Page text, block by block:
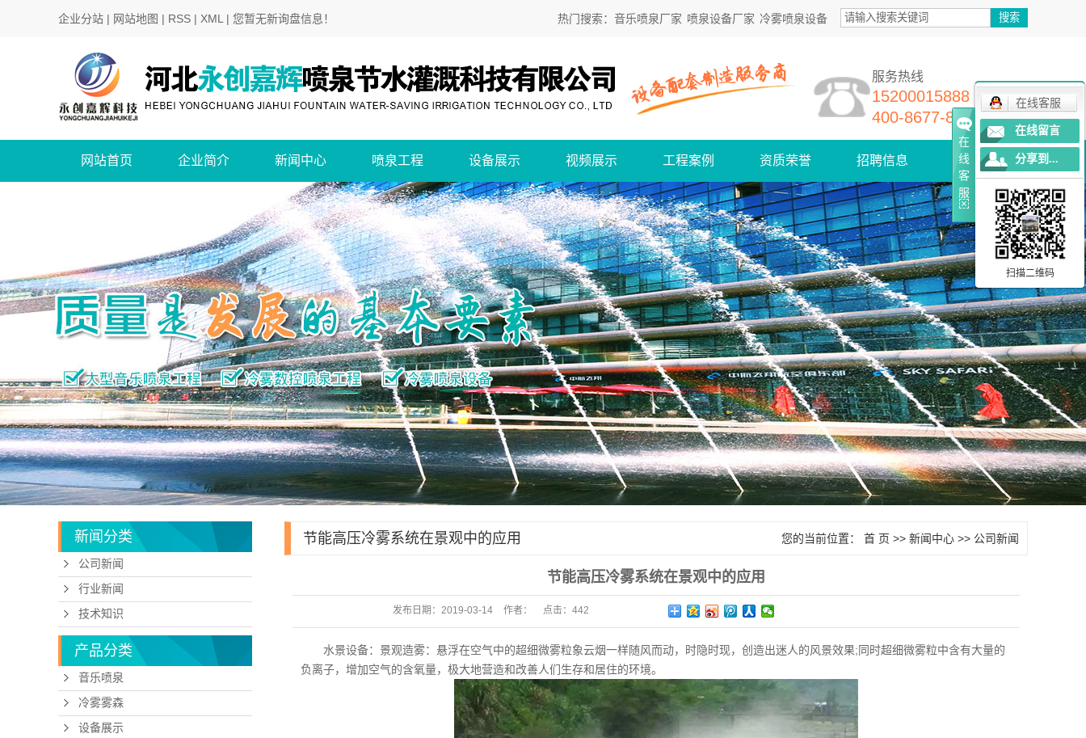
企业分站 | 网站地图 | RSS | XML | 您暂无新询盘信息！ 热门搜索： 音乐喷泉厂家 喷泉设备厂家 冷雾喷泉设备
服务热线
15200015888
400-8677-868
网站首页 企业简介 新闻中心
公司新闻
行业新闻
技术知识
喷泉工程 设备展示 视频展示 工程案例 资质荣誉 招聘信息 联系我们
新闻分类
公司新闻
行业新闻
技术知识
产品分类
音乐喷泉
冷雾雾森
设备展示
节能高压冷雾系统在景观中的应用 您的当前位置： 首 页 >> 新闻中心 >> 公司新闻
节能高压冷雾系统在景观中的应用
发布日期： 2019-03-14 作者： 点击： 442
水景设备：景观造雾：悬浮在空气中的超细微雾粒象云烟一样随风而动，时隐时现，创造出迷人的风景效果;同时超细微雾粒中含有大量的
负离子，增加空气的含氧量，极大地营造和改善人们生存和居住的环境。
在
线
客
服
在线客服
在线留言
分享到...
扫描二维码